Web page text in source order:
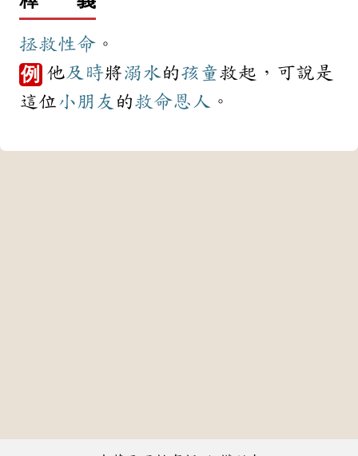
拯救性命 。
例 他及時將溺水的孩童救起，可說是
這位小朋友 的救命恩人 。